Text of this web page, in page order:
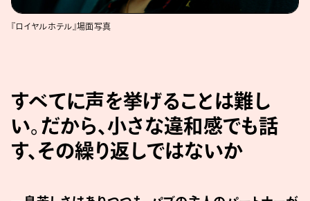
『ロイヤルホテル』場面写真
すべてに声を挙げることは難し
い。だから、小さな違和感でも話
す、その繰り返しではないか